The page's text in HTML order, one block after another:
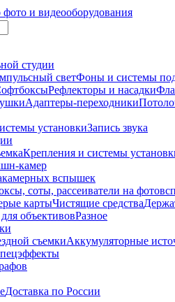
студии
светФоны и системы
Рефлекторы и насадки
Адаптеры-переходники
установкиЗапись звука
Крепления и системы
камер
вспышек
соты, рассеиватели на
картыЧистящие средства
объективовРазное
съемкиАккумуляторные
Доставка по России